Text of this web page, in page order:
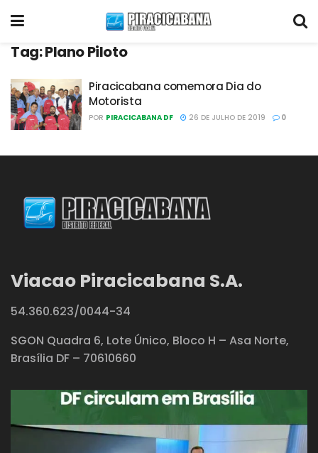
Tag:Plano Piloto
Piracicabana comemora Dia do
Motorista
POR PIRACICABANA DF 26 DE JULHO DE 2019 0
Viacao Piracicabana S.A.
54.360.623/0044-34
SGON Quadra 6, Lote Único, Bloco H – Asa Norte,
Brasília DF – 70610660